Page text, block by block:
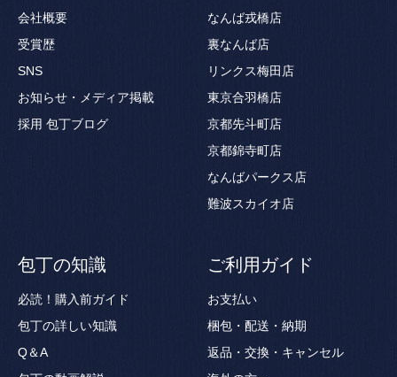
会社概要
受賞歴
SNS
お知らせ・メディア掲載
採用 包丁ブログ
なんば戎橋店
裏なんば店
リンクス梅田店
東京合羽橋店
京都先斗町店
京都錦寺町店
なんばパークス店
難波スカイオ店
包丁の知識
必読！購入前ガイド
包丁の詳しい知識
Q＆A
ご利用ガイド
お支払い
梱包・配送・納期
返品・交換・キャンセル